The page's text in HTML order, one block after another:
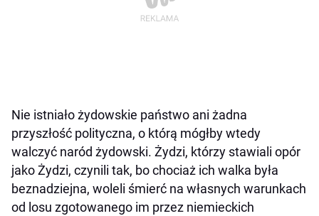
Nie istniało żydowskie państwo ani żadna
przyszłość polityczna, o którą mógłby wtedy
walczyć naród żydowski. Żydzi, którzy stawiali opór
jako Żydzi, czynili tak, bo chociaż ich walka była
beznadziejna, woleli śmierć na własnych warunkach
od losu zgotowanego im przez niemieckich